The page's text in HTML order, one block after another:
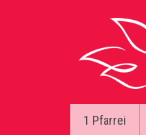
1 Pfarrei